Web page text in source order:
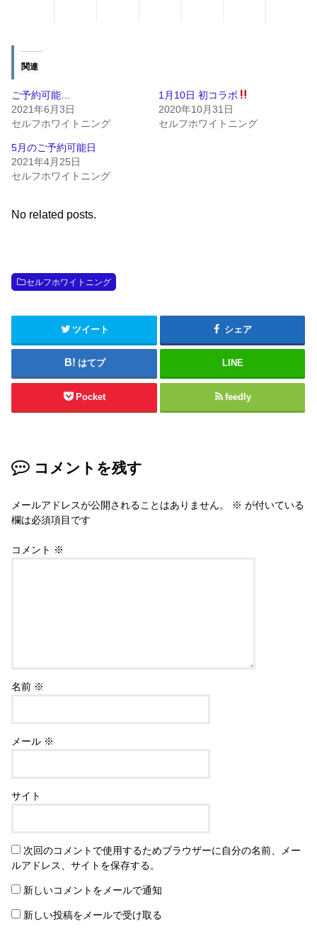
関連
ご予約可能…
2021年6月3日
セルフホワイトニング
1月10日 初コラボ
2020年10月31日
セルフホワイトニング
5月のご予約可能日
2021年4月25日
セルフホワイトニング
No related posts.
セルフホワイトニング
ツイート シェア
はてブ LINE
Pocket feedly
コメントを残す
メールアドレスが公開されることはありません。 ※ が付いている
欄は必須項目です
コメント ※
名前 ※
メール ※
サイト
次回のコメントで使用するためブラウザーに自分の名前、メー
ルアドレス、サイトを保存する。
新しいコメントをメールで通知
新しい投稿をメールで受け取る